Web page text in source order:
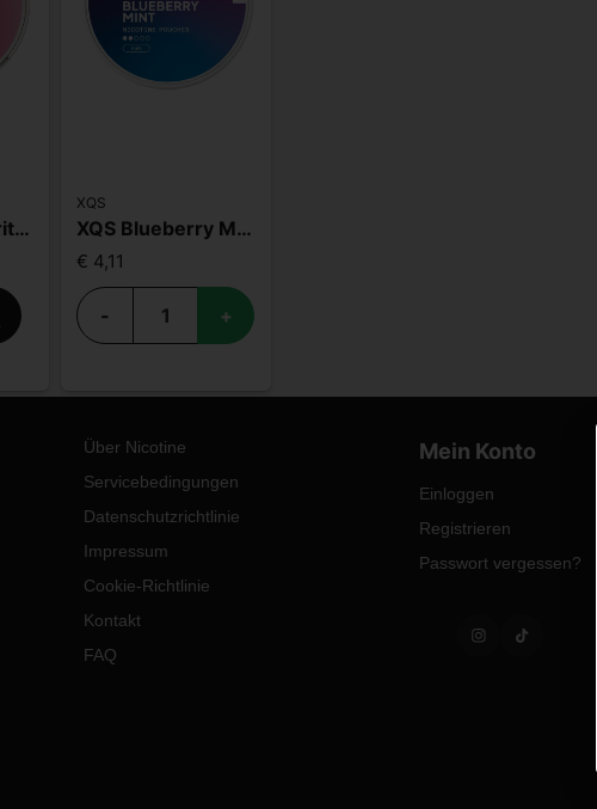
XQS Hallon Lakrits Slim Strong
XQS
XQS Blueberry Mint Light
€ 4,11
- +
Über Nicotine
Servicebedingungen
Datenschutzrichtlinie
Impressum
Cookie-Richtlinie
Kontakt
FAQ
Mein Konto
Einloggen
Registrieren
Passwort vergessen?